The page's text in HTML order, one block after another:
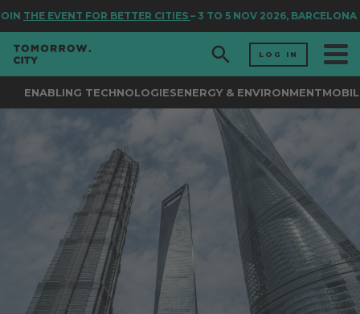
THE EVENT FOR BETTER CITIES– 3 TO 5 NOV 2026, BARCELONA
LOG IN
ENABLING TECHNOLOGIESENERGY & ENVIRONMENT